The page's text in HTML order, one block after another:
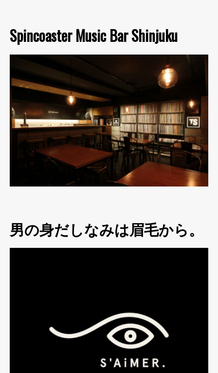
Spincoaster Music Bar Shinjuku
男の身だしなみは眉毛から。